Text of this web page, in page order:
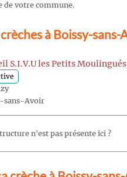
de votre commune.
à Boissy-
S.I.V.U les Petits Moulingués
sans-Avoir
n'est pas présente ici ?